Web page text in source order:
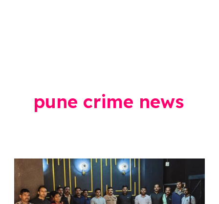
pune crime news
Maharashtra
News